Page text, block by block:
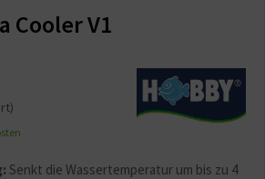
Cooler V1
Senkt die Wassertemperatur um bis zu 4